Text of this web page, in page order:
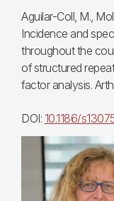
Aguilar-Coll, M.,
Incidence and
throughout the
of structured
factor analysis.
DOI: 10.1186/